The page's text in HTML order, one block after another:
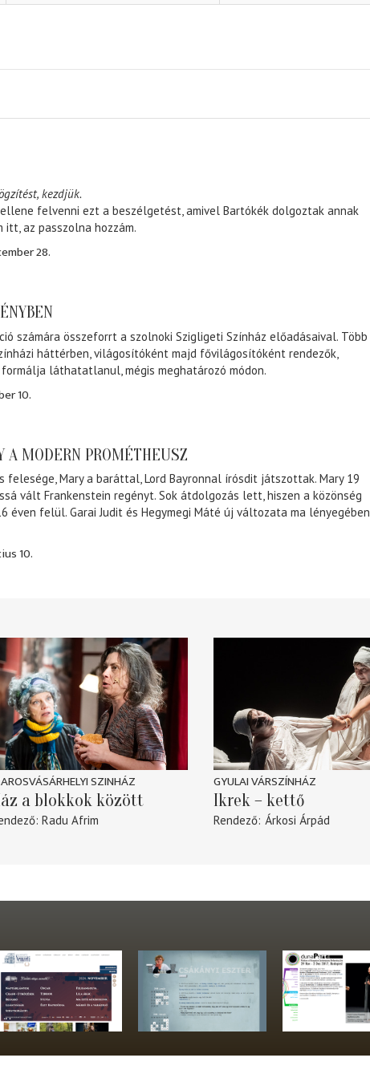
kezdjük.
felvenni ezt a beszélgetést, amivel Bartókék dolgoztak annak
az passzolna hozzám.
28.
számára összeforrt a szolnoki Szigligeti Színház előadásaival. Több
háttérben, világosítóként majd fővilágosítóként rendezők,
láthatatlanul, mégis meghatározó módon.
10.
A MODERN PROMÉTHEUSZ
felesége, Mary a baráttal, Lord Bayronnal írósdit játszottak. Mary 19
vált Frankenstein regényt. Sok átdolgozás lett, hiszen a közönség
éven felül. Garai Judit és Hegymegi Máté új változata ma lényegében
10.
SZINHÁZ
a blokkok között
Radu Afrim
GYULAI VÁRSZÍNHÁZ
Ikrek – kettő
Rendező Árkosi Árpád